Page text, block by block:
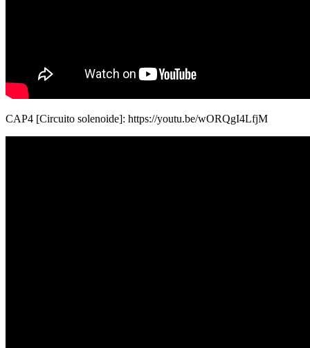
CAP4 [Circuito solenoide]: https://youtu.be/wORQgI4LfjM